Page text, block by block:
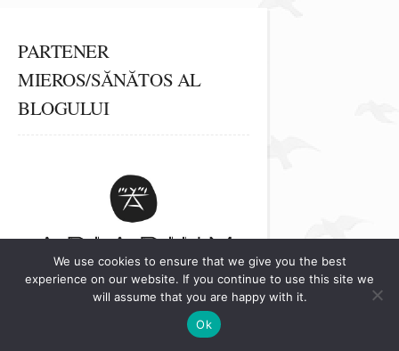
PARTENER
MIEROS/SĂNĂTOS AL
BLOGULUI
We use cookies to ensure that we give you the best
experience on our website. If you continue to use this site we
will assume that you are happy with it.
Ok